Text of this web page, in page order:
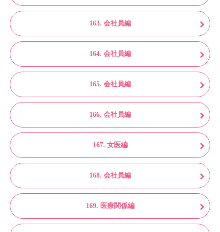
163. 会社員編
164. 会社員編
165. 会社員編
166. 会社員編
167. 女医編
168. 会社員編
169. 医療関係編